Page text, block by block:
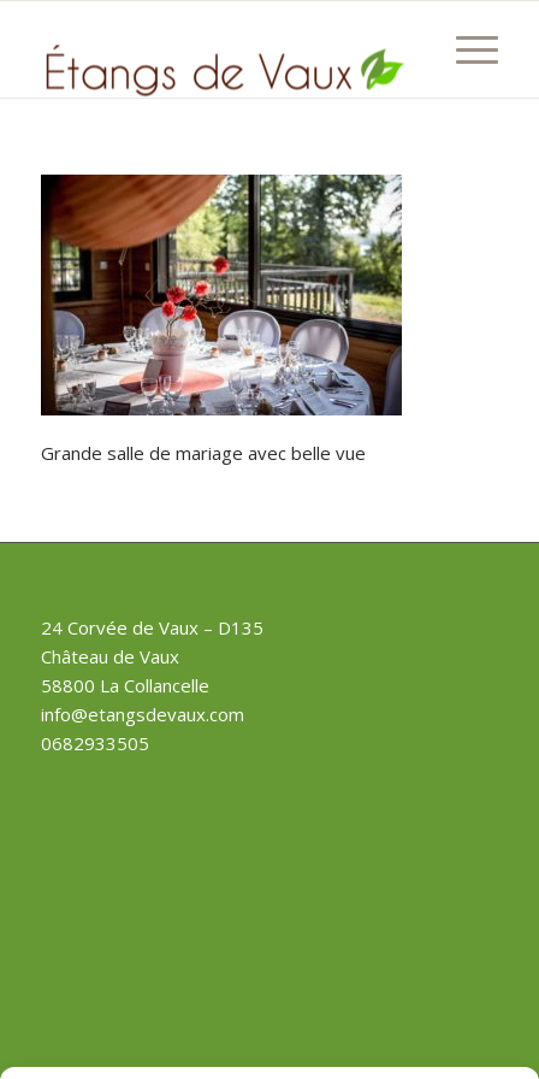
Grande salle de mariage avec belle vue
24 Corvée de Vaux – D135
Château de Vaux
58800 La Collancelle
info@etangsdevaux.com
0682933505